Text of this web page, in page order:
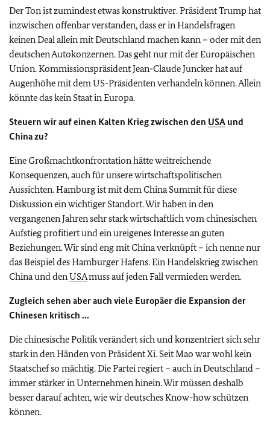
Der Ton ist zumindest etwas konstruktiver. Präsident Trump hat
inzwischen offenbar verstanden, dass er in Handelsfragen
keinen Deal allein mit Deutschland machen kann – oder mit den
deutschen Autokonzernen. Das geht nur mit der Europäischen
Union. Kommissionspräsident Jean-Claude Juncker hat auf
Augenhöhe mit dem US-Präsidenten verhandeln können. Allein
könnte das kein Staat in Europa.
Steuern wir auf einen Kalten Krieg zwischen den USA und
China zu?
Eine Großmachtkonfrontation hätte weitreichende
Konsequenzen, auch für unsere wirtschaftspolitischen
Aussichten. Hamburg ist mit dem China Summit für diese
Diskussion ein wichtiger Standort. Wir haben in den
vergangenen Jahren sehr stark wirtschaftlich vom chinesischen
Aufstieg profitiert und ein ureigenes Interesse an guten
Beziehungen. Wir sind eng mit China verknüpft – ich nenne nur
das Beispiel des Hamburger Hafens. Ein Handelskrieg zwischen
China und denUSAmuss auf jeden Fall vermieden werden.
Zugleich sehen aber auch viele Europäer die Expansion der
Chinesen kritisch ...
Die chinesische Politik verändert sich und konzentriert sich sehr
stark in den Händen von Präsident Xi. Seit Mao war wohl kein
Staatschef so mächtig. Die Partei regiert – auch in Deutschland –
immer stärker in Unternehmen hinein. Wir müssen deshalb
besser darauf achten, wie wir deutsches Know-how schützen
können.